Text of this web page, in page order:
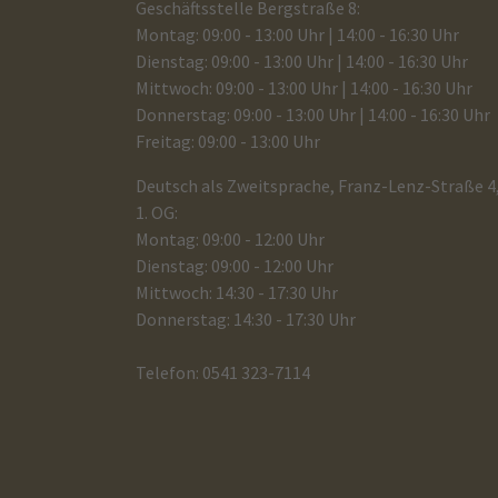
Geschäftsstelle Bergstraße 8:
Montag: 09:00 - 13:00 Uhr | 14:00 - 16:30 Uhr
Dienstag: 09:00 - 13:00 Uhr | 14:00 - 16:30 Uhr
Mittwoch: 09:00 - 13:00 Uhr | 14:00 - 16:30 Uhr
Donnerstag: 09:00 - 13:00 Uhr | 14:00 - 16:30 Uhr
Freitag: 09:00 - 13:00 Uhr
Deutsch als Zweitsprache, Franz-Lenz-Straße
1. OG:
Montag: 09:00 - 12:00 Uhr
Dienstag: 09:00 - 12:00 Uhr
Mittwoch: 14:30 - 17:30 Uhr
Donnerstag: 14:30 - 17:30 Uhr
Telefon: 0541 323-7114